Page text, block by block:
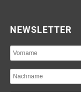
NEWSLETTER